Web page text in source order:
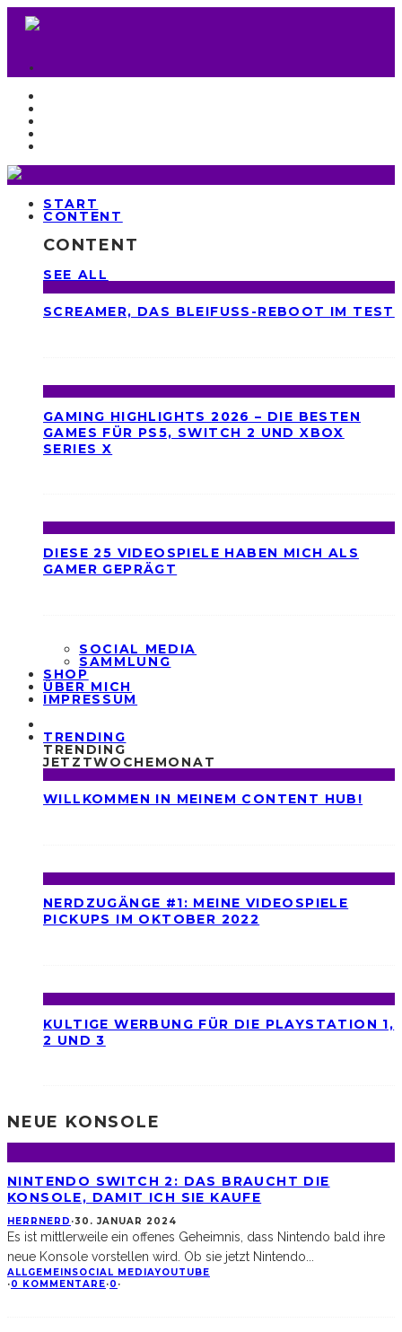
START
CONTENT
CONTENT
SEE ALL
SCREAMER, DAS BLEIFUSS-REBOOT IM TEST
GAMING HIGHLIGHTS 2026 – DIE BESTEN
GAMES FÜR PS5, SWITCH 2 UND XBOX
SERIES X
DIESE 25 VIDEOSPIELE HABEN MICH ALS
GAMER GEPRÄGT
SOCIAL MEDIA
SAMMLUNG
SHOP
ÜBER MICH
IMPRESSUM
TRENDING
TRENDING
JETZTWOCHEMONAT
WILLKOMMEN IN MEINEM CONTENT HUB!
NERDZUGÄNGE #1: MEINE VIDEOSPIELE
PICKUPS IM OKTOBER 2022
KULTIGE WERBUNG FÜR DIE PLAYSTATION 1,
2 UND 3
NEUE KONSOLE
NINTENDO SWITCH 2: DAS BRAUCHT DIE
KONSOLE, DAMIT ICH SIE KAUFE
HERRNERD ·30. JANUAR 2024
Es ist mittlerweile ein offenes Geheimnis, dass Nintendo bald ihre
neue Konsole vorstellen wird. Ob sie jetzt Nintendo...
ALLGEMEIN SOCIAL MEDIAYOUTUBE
·0 KOMMENTARE·0 ·